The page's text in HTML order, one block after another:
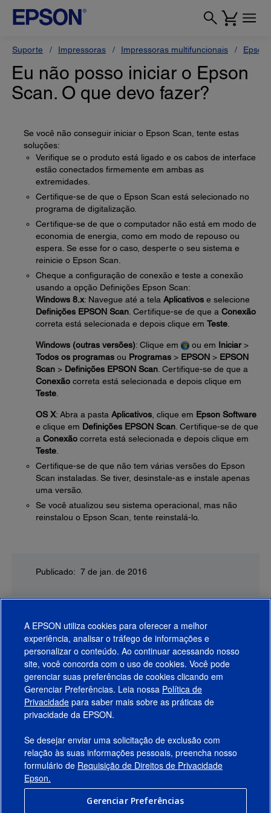
Suporte Impressoras Impressoras multifuncionais Epson
Eu não posso iniciar o Epson
Scan. O que devo fazer?
Se você não conseguir iniciar o Epson Scan, tente estas
soluções:
Verifique se o produto está ligado e os cabos de interface
estão conectados firmemente em ambas as
extremidades.
Certifique-se de que o Epson Scan está selecionado no
programa de digitalização.
Certifique-se de que o computador não está em modo de
economia de energia, como em modo de repouso ou
espera. Se esse for o caso, desperte o seu sistema e
reinicie o Epson Scan.
Cheque a configuração de conexão e teste a conexão
usando a opção Definições Epson Scan:
Windows 8.x: Navegue até a tela Aplicativos e selecione
Definições EPSON Scan . Certifique-se de que a Conexão
correta está selecionada e depois clique em Teste
Windows (outras versões): Clique em ou em Iniciar>
Todos os programas ou Programas > EPSON > EPSON
Scan > Definições EPSON Scan . Certifique-se de que a
Conexão correta está selecionada e depois clique em
Teste
OS X: Abra a pasta Aplicativos , clique em Epson Software
e clique em Definições EPSON Scan . Certifique-se de que
a Conexão correta está selecionada e depois clique em
Teste
Certifique-se de que não tem várias versões do Epson
Scan instaladas. Se tiver, desinstale-as e instale apenas
uma versão.
Se você atualizou seu sistema operacional, mas não
reinstalou o Epson Scan, tente reinstalá-lo.
Publicado: 7 de jan. de 2016
Produtos
Suporte
Links Sugeridos
Empresa
Conecte-se com a Epson
A EPSON utiliza cookies para oferecer a melhor
experiência, analisar o tráfego de informações e
personalizar o conteúdo. Ao continuar acessando nosso
site, você concorda com o uso de cookies. Você pode
gerenciar suas preferências de cookies clicando em
Gerenciar Preferências. Leia nossa Política de
Privacidade para saber mais sobre as práticas de
privacidade da EPSON.
Se desejar enviar uma solicitação de exclusão com
relação às suas informações pessoais, preencha nosso
formulário de Requisição de Direitos de Privacidade
Epson.
Gerenciar Preferências